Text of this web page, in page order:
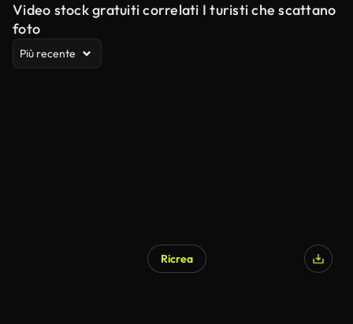
Video stock gratuiti correlati I turisti che scattano
foto
Più recente
Ricrea